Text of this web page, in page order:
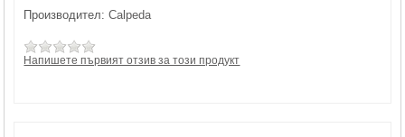
Производител: Calpeda
Напишете първият отзив за този продукт